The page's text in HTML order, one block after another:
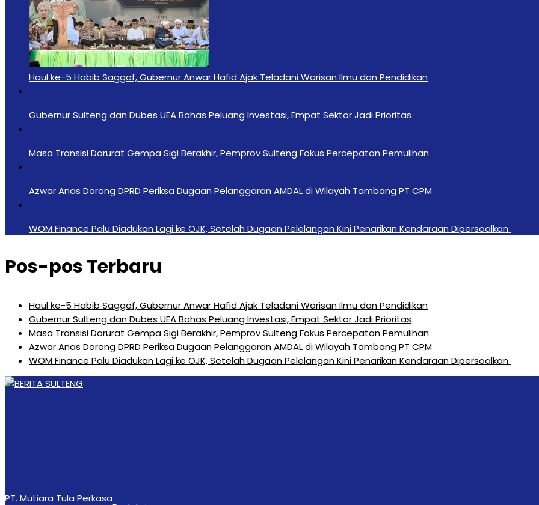
Haul ke-5 Habib Saggaf, Gubernur Anwar Hafid Ajak Teladani Warisan Ilmu dan Pendidikan
Gubernur Sulteng dan Dubes UEA Bahas Peluang Investasi, Empat Sektor Jadi Prioritas
Masa Transisi Darurat Gempa Sigi Berakhir, Pemprov Sulteng Fokus Percepatan Pemulihan
Azwar Anas Dorong DPRD Periksa Dugaan Pelanggaran AMDAL di Wilayah Tambang PT CPM
‎WOM Finance Palu Diadukan Lagi ke OJK, Setelah Dugaan Pelelangan Kini Penarikan Kendaraan Dipersoalkan ‎
Pos-pos Terbaru
Haul ke-5 Habib Saggaf, Gubernur Anwar Hafid Ajak Teladani Warisan Ilmu dan Pendidikan
Gubernur Sulteng dan Dubes UEA Bahas Peluang Investasi, Empat Sektor Jadi Prioritas
Masa Transisi Darurat Gempa Sigi Berakhir, Pemprov Sulteng Fokus Percepatan Pemulihan
Azwar Anas Dorong DPRD Periksa Dugaan Pelanggaran AMDAL di Wilayah Tambang PT CPM
‎WOM Finance Palu Diadukan Lagi ke OJK, Setelah Dugaan Pelelangan Kini Penarikan Kendaraan Dipersoalkan ‎
PT. Mutiara Tula Perkasa